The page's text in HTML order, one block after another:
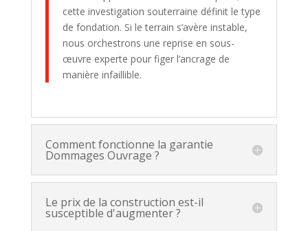
cette investigation souterraine définit le type
de fondation. Si le terrain s’avère instable,
nous orchestrons une reprise en sous-
œuvre experte pour figer l’ancrage de
manière infaillible.
Comment fonctionne la garantie
Dommages Ouvrage ?
Le prix de la construction est-il
susceptible d'augmenter ?